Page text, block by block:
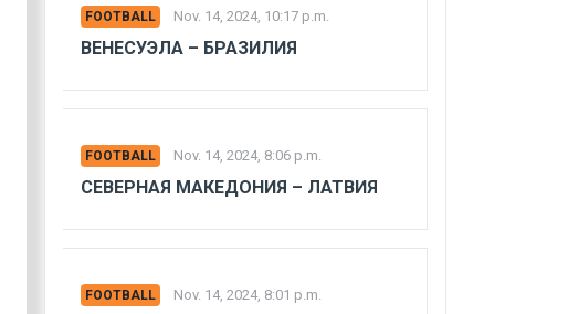
FOOTBALL Nov. 14, 2024, 10:17 p.m.
ВЕНЕСУЭЛА – БРАЗИЛИЯ
FOOTBALL Nov. 14, 2024, 8:06 p.m.
СЕВЕРНАЯ МАКЕДОНИЯ – ЛАТВИЯ
FOOTBALL Nov. 14, 2024, 8:01 p.m.